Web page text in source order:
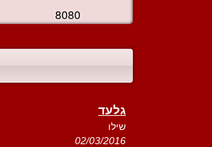
8080
גלעד
שילו
02/03/2016